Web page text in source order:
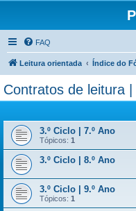
FAQ
Leitura orientada Índice do
Contratos de leitura |
3.º Ciclo | 7.º Ano
Tópicos: 1
3.º Ciclo | 8.º Ano
3.º Ciclo | 9.º Ano
Tópicos: 1